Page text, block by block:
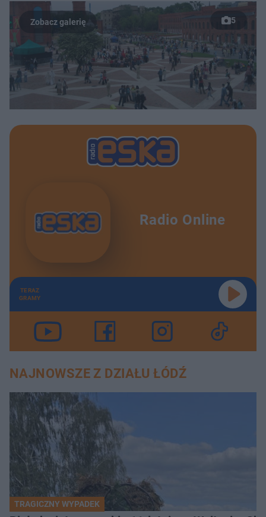
5
Radio Online
TERAZ
GRAMY
NAJNOWSZE Z DZIAŁU ŁÓDŹ
TRAGICZNY WYPADEK